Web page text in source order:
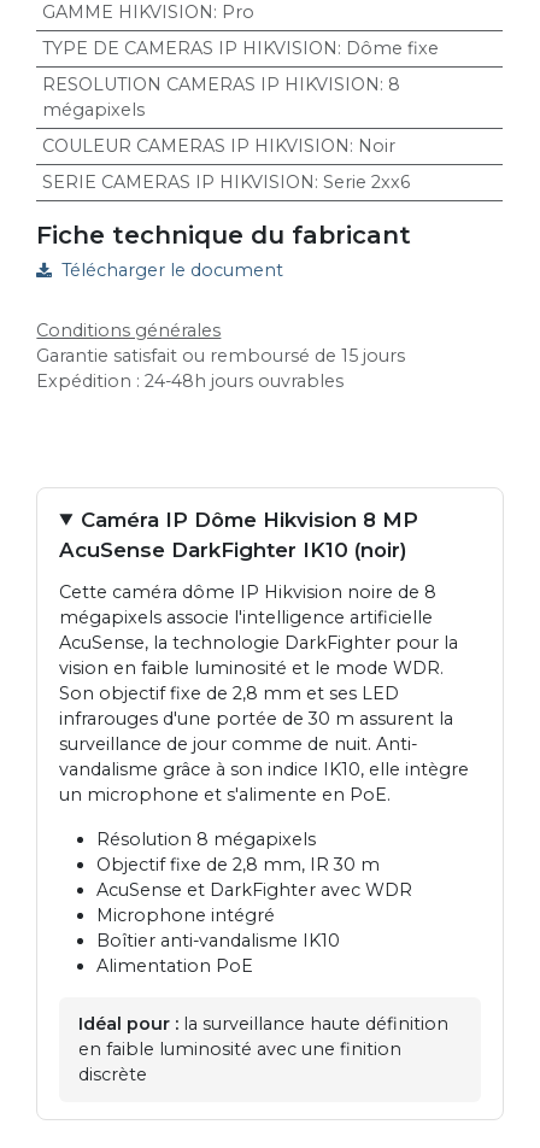
GAMME HIKVISION : Pro
TYPE DE CAMERAS IP HIKVISION : Dôme fixe
RESOLUTION CAMERAS IP HIKVISION : 8
mégapixels
COULEUR CAMERAS IP HIKVISION : Noir
SERIE CAMERAS IP HIKVISION : Serie 2xx6
Fiche technique du fabricant
Télécharger le document
Conditions générales
Garantie satisfait ou remboursé de 15 jours
Expédition : 24-48h jours ouvrables
Caméra IP Dôme Hikvision 8 MP
AcuSense DarkFighter IK10 (noir)
Cette caméra dôme IP Hikvision noire de 8
mégapixels associe l'intelligence artificielle
AcuSense, la technologie DarkFighter pour la
vision en faible luminosité et le mode WDR.
Son objectif fixe de 2,8 mm et ses LED
infrarouges d'une portée de 30 m assurent la
surveillance de jour comme de nuit. Anti-
vandalisme grâce à son indice IK10, elle intègre
un microphone et s'alimente en PoE.
Résolution 8 mégapixels
Objectif fixe de 2,8 mm, IR 30 m
AcuSense et DarkFighter avec WDR
Microphone intégré
Boîtier anti-vandalisme IK10
Alimentation PoE
Idéal pour : la surveillance haute définition
en faible luminosité avec une finition
discrète